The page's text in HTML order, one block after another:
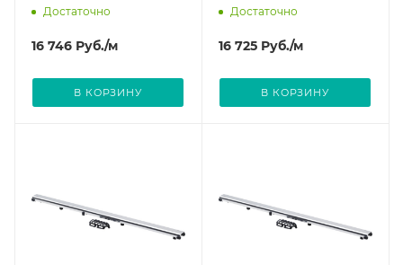
Камень. 737 351
Достаточно
16 746 Руб./м
В КОРЗИНУ
Камень. 737 405
Достаточно
16 725 Руб./м
В КОРЗИНУ